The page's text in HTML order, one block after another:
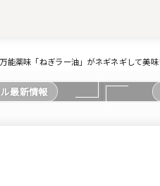
能薬味「ねぎラー油」がネギネギして美味
最新情報